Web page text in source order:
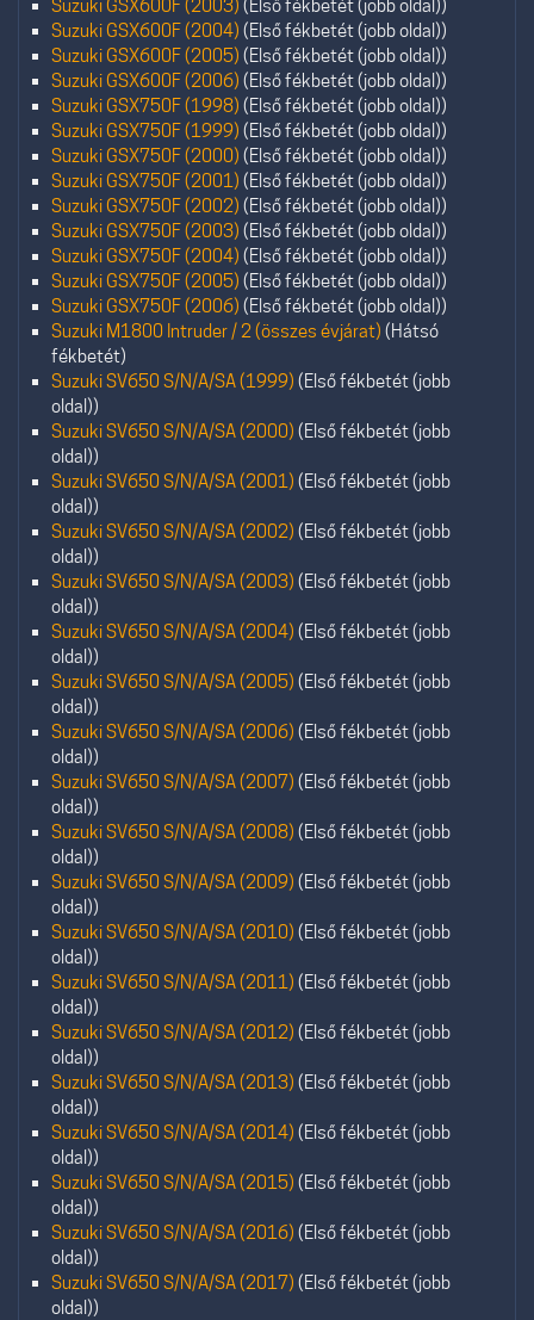
Suzuki GSX600F (2003) (Első fékbetét (jobb oldal))
Suzuki GSX600F (2004) (Első fékbetét (jobb oldal))
Suzuki GSX600F (2005) (Első fékbetét (jobb oldal))
Suzuki GSX600F (2006) (Első fékbetét (jobb oldal))
Suzuki GSX750F (1998) (Első fékbetét (jobb oldal))
Suzuki GSX750F (1999) (Első fékbetét (jobb oldal))
Suzuki GSX750F (2000) (Első fékbetét (jobb oldal))
Suzuki GSX750F (2001) (Első fékbetét (jobb oldal))
Suzuki GSX750F (2002) (Első fékbetét (jobb oldal))
Suzuki GSX750F (2003) (Első fékbetét (jobb oldal))
Suzuki GSX750F (2004) (Első fékbetét (jobb oldal))
Suzuki GSX750F (2005) (Első fékbetét (jobb oldal))
Suzuki GSX750F (2006) (Első fékbetét (jobb oldal))
Suzuki M1800 Intruder / 2 (összes évjárat) (Hátsó
fékbetét)
Suzuki SV650 S/N/A/SA (1999) (Első fékbetét (jobb
oldal))
Suzuki SV650 S/N/A/SA (2000) (Első fékbetét (jobb
oldal))
Suzuki SV650 S/N/A/SA (2001) (Első fékbetét (jobb
oldal))
Suzuki SV650 S/N/A/SA (2002) (Első fékbetét (jobb
oldal))
Suzuki SV650 S/N/A/SA (2003) (Első fékbetét (jobb
oldal))
Suzuki SV650 S/N/A/SA (2004) (Első fékbetét (jobb
oldal))
Suzuki SV650 S/N/A/SA (2005) (Első fékbetét (jobb
oldal))
Suzuki SV650 S/N/A/SA (2006) (Első fékbetét (jobb
oldal))
Suzuki SV650 S/N/A/SA (2007) (Első fékbetét (jobb
oldal))
Suzuki SV650 S/N/A/SA (2008) (Első fékbetét (jobb
oldal))
Suzuki SV650 S/N/A/SA (2009) (Első fékbetét (jobb
oldal))
Suzuki SV650 S/N/A/SA (2010) (Első fékbetét (jobb
oldal))
Suzuki SV650 S/N/A/SA (2011) (Első fékbetét (jobb
oldal))
Suzuki SV650 S/N/A/SA (2012) (Első fékbetét (jobb
oldal))
Suzuki SV650 S/N/A/SA (2013) (Első fékbetét (jobb
oldal))
Suzuki SV650 S/N/A/SA (2014) (Első fékbetét (jobb
oldal))
Suzuki SV650 S/N/A/SA (2015) (Első fékbetét (jobb
oldal))
Suzuki SV650 S/N/A/SA (2016) (Első fékbetét (jobb
oldal))
Suzuki SV650 S/N/A/SA (2017) (Első fékbetét (jobb
oldal))